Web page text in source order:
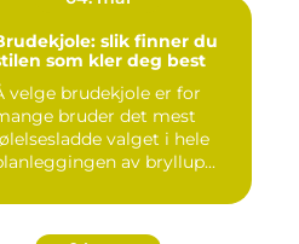
slik finner du
som kler deg best
velge brudekjole er for
bruder det mest
valget i hele
av bryllup...